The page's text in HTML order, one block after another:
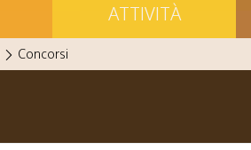
ATTIVITÀ
Concorsi